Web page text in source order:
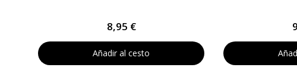
8,95 €
Añadir al cesto